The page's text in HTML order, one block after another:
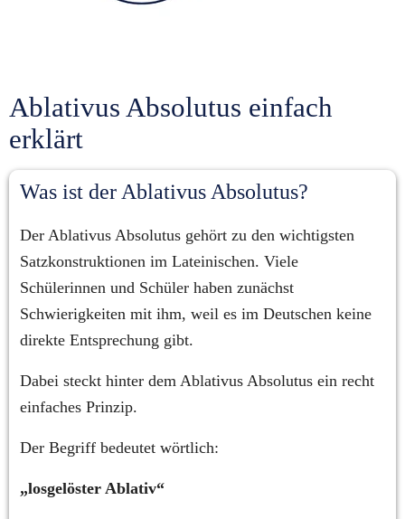
Ablativus Absolutus einfach
erklärt
Was ist der Ablativus Absolutus?
Der Ablativus Absolutus gehört zu den wichtigsten
Satzkonstruktionen im Lateinischen. Viele
Schülerinnen und Schüler haben zunächst
Schwierigkeiten mit ihm, weil es im Deutschen keine
direkte Entsprechung gibt.
Dabei steckt hinter dem Ablativus Absolutus ein recht
einfaches Prinzip.
Der Begriff bedeutet wörtlich:
„losgelöster Ablativ“